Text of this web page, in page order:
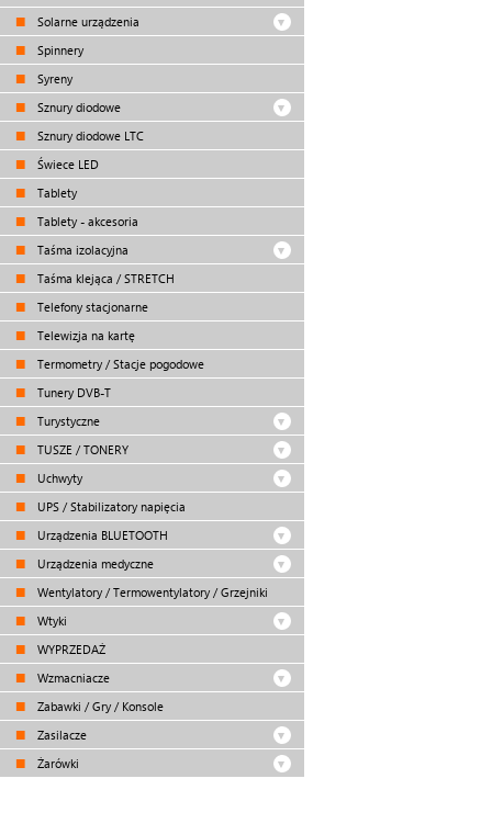
Solarne urządzenia
Spinnery
Syreny
Sznury diodowe
Sznury diodowe LTC
Świece LED
Tablety
Tablety - akcesoria
Taśma izolacyjna
Taśma klejąca / STRETCH
Telefony stacjonarne
Telewizja na kartę
Termometry / Stacje pogodowe
Tunery DVB-T
Turystyczne
TUSZE / TONERY
Uchwyty
UPS / Stabilizatory napięcia
Urządzenia BLUETOOTH
Urządzenia medyczne
Wentylatory / Termowentylatory / Grzejniki
Wtyki
WYPRZEDAŻ
Wzmacniacze
Zabawki / Gry / Konsole
Zasilacze
Żarówki